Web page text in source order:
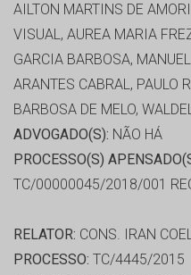
AILTON MARTINS DE
VISUAL, AUREA MARIA
GARCIA BARBOSA,
ARANTES CABRAL, PAULO
BARBOSA DE MELO,
ADVOGADO(S): NÃO HÁ
PROCESSO(S)
TC/00000045/2018/001
RELATOR: CONS. IRAN
PROCESSO: TC/4445/2015